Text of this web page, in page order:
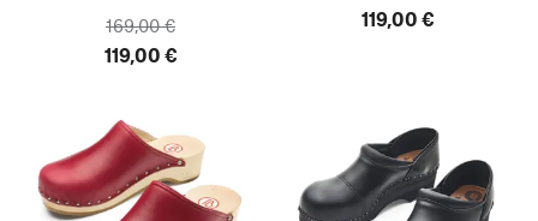
169,00 €
119,00 €
119,00 €